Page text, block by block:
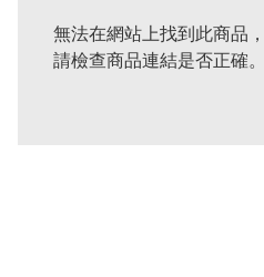
無法在網站上找到此商品
請檢查商品連結是否正確。